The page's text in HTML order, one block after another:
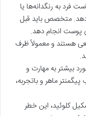
فرد به رنگدانه‌ها یا
متخصص باید قبل
پوست انجام دهد.
هستند و معمولاً ظرف
بیشتر به مهارت و
ماهر و باتجربه،
کلوئید، این خطر